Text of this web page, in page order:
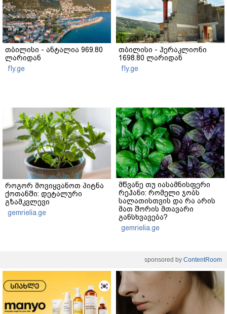
თბილისი - ანტალია 969.80
ლარიდან
fly.ge
თბილისი - ჰერაკლიონი
1698.80 ლარიდან
fly.ge
როგორ მოვიყვანოთ პიტნა
ქოთანში: დეტალური
გზამკვლევი
gemrielia.ge
მწვანე თუ იასამნისფერი
რეჰანი: რომელი ჯობს
სალათისთვის და რა არის
მათ შორის მთავარი
განსხვავება?
gemrielia.ge
sponsored by ContentRoom